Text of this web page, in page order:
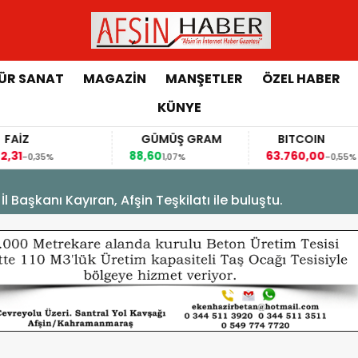
SANAT MAGAZİN MANŞETLER ÖZEL HABER
KÜNYE
FAİZ
-0,35%
GÜMÜŞ GRAM
88,601,07%
BITCOIN
63.760,00-0,55%
Kayıran, Afşin Teşkilatı ile buluştu.